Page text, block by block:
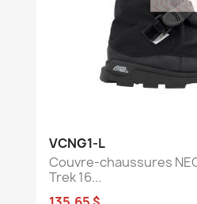
VCNG1-L
Couvre-chaussures
Trek 16...